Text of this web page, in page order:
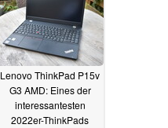
Lenovo ThinkPad P15v
G3 AMD: Eines der
interessantesten
2022er-ThinkPads